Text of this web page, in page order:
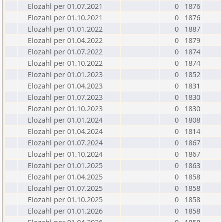
Elozahl per 01.07.2021
0
1876
Elozahl per 01.10.2021
0
1876
Elozahl per 01.01.2022
0
1887
Elozahl per 01.04.2022
0
1879
Elozahl per 01.07.2022
0
1874
Elozahl per 01.10.2022
0
1874
Elozahl per 01.01.2023
0
1852
Elozahl per 01.04.2023
0
1831
Elozahl per 01.07.2023
0
1830
Elozahl per 01.10.2023
0
1830
Elozahl per 01.01.2024
0
1808
Elozahl per 01.04.2024
0
1814
Elozahl per 01.07.2024
0
1867
Elozahl per 01.10.2024
0
1867
Elozahl per 01.01.2025
0
1863
Elozahl per 01.04.2025
0
1858
Elozahl per 01.07.2025
0
1858
Elozahl per 01.10.2025
0
1858
Elozahl per 01.01.2026
0
1858